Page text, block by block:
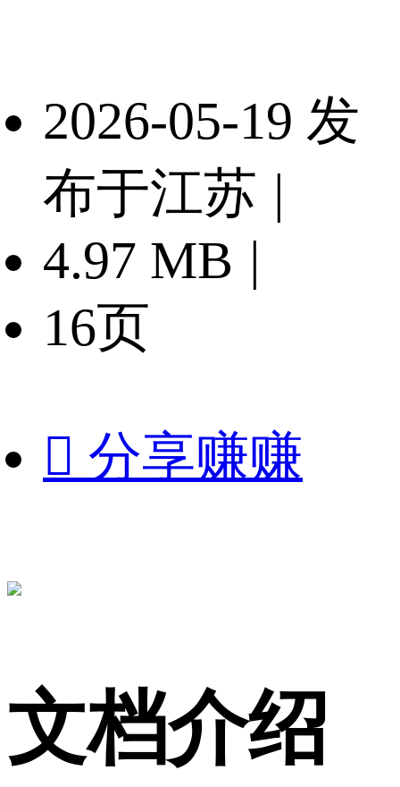
2026-05-19 发
布于江苏 |
4.97 MB |
16页
 分享赚赚
文档介绍